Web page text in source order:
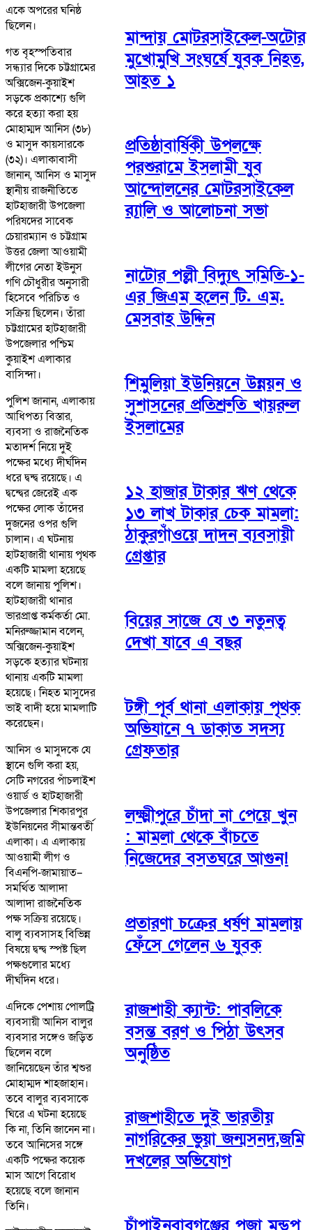
একে অপরের ঘনিষ্ঠ
ছিলেন।
গত বৃহস্পতিবার
সন্ধ্যার দিকে চট্টগ্রামের
অক্সিজেন-কুয়াইশ
সড়কে প্রকাশ্যে গুলি
করে হত্যা করা হয়
মোহাম্মদ আনিস (৩৮)
ও মাসুদ কায়সারকে
(৩২)। এলাকাবাসী
জানান, আনিস ও মাসুদ
স্থানীয় রাজনীতিতে
হাটহাজারী উপজেলা
পরিষদের সাবেক
চেয়ারম্যান ও চট্টগ্রাম
উত্তর জেলা আওয়ামী
লীগের নেতা ইউনুস
গণি চৌধুরীর অনুসারী
হিসেবে পরিচিত ও
সক্রিয় ছিলেন। তাঁরা
চট্টগ্রামের হাটহাজারী
উপজেলার পশ্চিম
কুয়াইশ এলাকার
বাসিন্দা।
পুলিশ জানান, এলাকায়
আধিপত্য বিস্তার,
ব্যবসা ও রাজনৈতিক
মতাদর্শ নিয়ে দুই
পক্ষের মধ্যে দীর্ঘদিন
ধরে দ্বন্দ্ব রয়েছে। এ
দ্বন্দ্বের জেরেই এক
পক্ষের লোক তাঁদের
দুজনের ওপর গুলি
চালান। এ ঘটনায়
হাটহাজারী থানায় পৃথক
একটি মামলা হয়েছে
বলে জানায় পুলিশ।
হাটহাজারী থানার
ভারপ্রাপ্ত কর্মকর্তা মো.
মনিরুজ্জামান বলেন,
অক্সিজেন-কুয়াইশ
সড়কে হত্যার ঘটনায়
থানায় একটি মামলা
হয়েছে। নিহত মাসুদের
ভাই বাদী হয়ে মামলাটি
করেছেন।
আনিস ও মাসুদকে যে
স্থানে গুলি করা হয়,
সেটি নগরের পাঁচলাইশ
ওয়ার্ড ও হাটহাজারী
উপজেলার শিকারপুর
ইউনিয়নের সীমান্তবর্তী
এলাকা। এ এলাকায়
আওয়ামী লীগ ও
বিএনপি-জামায়াত–
সমর্থিত আলাদা
আলাদা রাজনৈতিক
পক্ষ সক্রিয় রয়েছে।
বালু ব্যবসাসহ বিভিন্ন
বিষয়ে দ্বন্দ্ব স্পষ্ট ছিল
পক্ষগুলোর মধ্যে
দীর্ঘদিন ধরে।
এদিকে পেশায় পোলট্রি
ব্যবসায়ী আনিস বালুর
ব্যবসার সঙ্গেও জড়িত
ছিলেন বলে
জানিয়েছেন তাঁর শ্বশুর
মোহাম্মদ শাহজাহান।
তবে বালুর ব্যবসাকে
ঘিরে এ ঘটনা হয়েছে
কি না, তিনি জানেন না।
তবে আনিসের সঙ্গে
একটি পক্ষের কয়েক
মাস আগে বিরোধ
হয়েছে বলে জানান
তিনি।
মান্দায় মোটরসাইকেল-অটোর
মুখোমুখি সংঘর্ষে যুবক নিহত,
আহত ১
প্রতিষ্ঠাবার্ষিকী উপলক্ষে
পরশুরামে ইসলামী যুব
আন্দোলনের মোটরসাইকেল
র‌্যালি ও আলোচনা সভা
নাটোর পল্লী বিদ্যুৎ সমিতি-১-
এর জিএম হলেন টি. এম.
মেসবাহ উদ্দিন
শিমুলিয়া ইউনিয়নে উন্নয়ন ও
সুশাসনের প্রতিশ্রুতি খায়রুল
ইসলামের
১২ হাজার টাকার ঋণ থেকে
১৩ লাখ টাকার চেক মামলা:
ঠাকুরগাঁওয়ে দাদন ব্যবসায়ী
গ্রেপ্তার
বিয়ের সাজে যে ৩ নতুনত্ব
দেখা যাবে এ বছর
টঙ্গী পূর্ব থানা এলাকায় পৃথক
অভিযানে ৭ ডাকাত সদস্য
গ্রেফতার
লক্ষ্মীপুরে চাঁদা না পেয়ে খুন
: মামলা থেকে বাঁচতে
নিজেদের বসতঘরে আগুন!
প্রতারণা চক্রের ধর্ষণ মামলায়
ফেঁসে গেলেন ৬ যুবক
রাজশাহী ক্যান্ট: পাবলিকে
বসন্ত বরণ ও পিঠা উৎসব
অনুষ্ঠিত
রাজশাহীতে দুই ভারতীয়
নাগরিকের ভুয়া জন্মসনদ,জমি
দখলের অভিযোগ
চাঁপাইনবাবগঞ্জের পূজা মন্ডপ